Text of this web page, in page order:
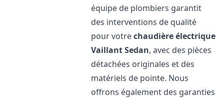
équipe de plombiers garantit
des interventions de qualité
pour votrechaudière électrique
VaillantSedan, avec des pièces
détachées originales et des
matériels de pointe. Nous
offrons également des garanties